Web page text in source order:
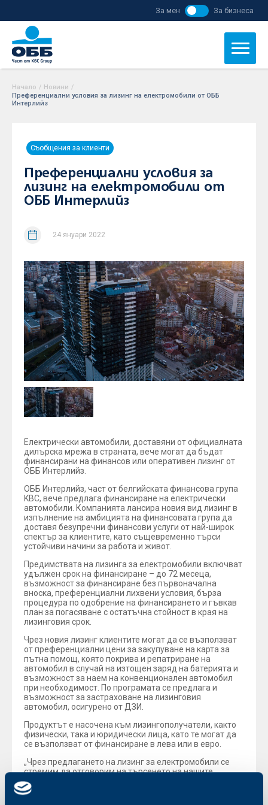
За мен За бизнеса
Начало / Новини /
Преференциални условия за лизинг на електромобили от ОББ
Интерлийз
Съобщения за клиенти
Преференциални условия за
лизинг на електромобили от
ОББ Интерлийз
24 януари 2022
Електрически автомобили, доставяни от официалната
дилърска мрежа в страната, вече могат да бъдат
финансирани на финансов или оперативен лизинг от
ОББ Интерлийз.
ОББ Интерлийз, част от белгийската финансова група
KBC, вече предлага финансиране на електрически
автомобили. Компанията лансира новия вид лизинг в
изпълнение на амбицията на финансовата група да
доставя безупречни финансови услуги от най-широк
спектър за клиентите, като същевременно търси
устойчиви начини за работа и живот.
Предимствата на лизинга за електромобили включват
удължен срок на финансиране – до 72 месеца,
възможност за финансиране без първоначална
вноска, преференциални лихвени условия, бърза
процедура по одобрение на финансирането и гъвкав
план за погасяване с остатъчна стойност в края на
лизинговия срок.
Чрез новия лизинг клиентите могат да се възползват
от преференциални цени за закупуване на карта за
пътна помощ, която покрива и репатриране на
автомобил в случай на изтощен заряд на батерията и
възможност за наем на конвенционален автомобил
при необходимост. По програмата се предлага и
възможност за застраховане на лизинговия
автомобил, осигурено от ДЗИ.
Продуктът е насочена към лизингополучатели, както
физически, така и юридически лица, като те могат да
се възползват от финансиране в лева или в евро.
„Чрез предлагането на лизинг за електромобили се
стремим да отговорим на търсенето на нашите
клиенти, да намалим вредното въздействие върху
околната среда и да отговорим на социалната и